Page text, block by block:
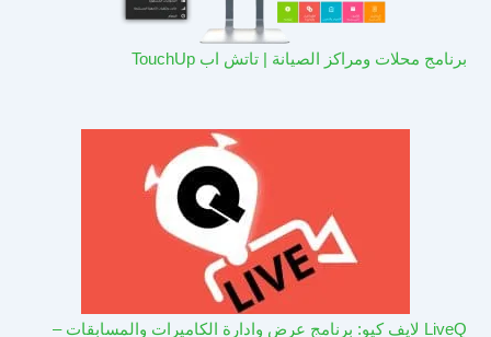
برنامج محلات ومراكز الصيانة | تاتش اب TouchUp
LiveQ لايف كيو: برنامج عرض وادارة الكاميرات والمسابقات –